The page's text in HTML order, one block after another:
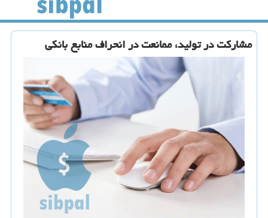
مشاركت در تولید، ممانعت در انحراف منابع بانكی